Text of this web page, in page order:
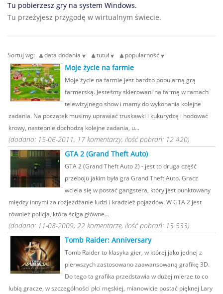
Tu pobierzesz gry na system Windows.
Tu przeżyjesz przygodę w wirtualnym świecie.
Sortuj wg: data dodania tutuł popularność
Moje życie na farmie
Moje życie na farmie jest bardzo popularną grą
farmerską. Jesteśmy skierowani na farmę w ramach
telewizyjnego show i mamy do wykonania kolejne
zadania. Na początek musimy uprawiać truskawki i kukurydzę i hodować
krowy, następnie dochodzą kolejne zadania, u...
(dodano: 15-06-2011, 17 komentarzy, ilość pobrań: 12 420)
GTA 2 (Grand Theft Auto)
GTA 2 (Grand Theft Auto 2) - jest to druga część
przeboju jakim była gra Grand Theft Auto. Gracz
wciela się w postać gangstera, który jest punktowany
między innymi za rozjeżdżanie ludzi i kradzież pojazdów. W GTA 2 jest
również policja, która ściga główne...
(dodano: 11-08-2009, 22 komentarze, ilość pobrań: 13 533)
Tomb Raider: Anniversary
Tomb Raider to klasyka gier, w której jako jednej z
pierwszych zastosowano zaawansowaną grafikę 3D.
Do tego ta grafika przedstawia w dużej mierze to co
lubią gracze, w szczególności płci męskiej, mianowicie postać pięknej Lary